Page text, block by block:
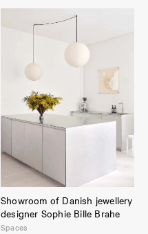
Showroom of Danish jewellery
designer Sophie Bille Brahe
Spaces